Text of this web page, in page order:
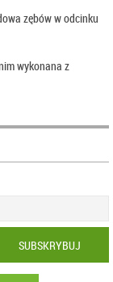
zębów w odcinku
wykonana z
SUBSKRYBUJ